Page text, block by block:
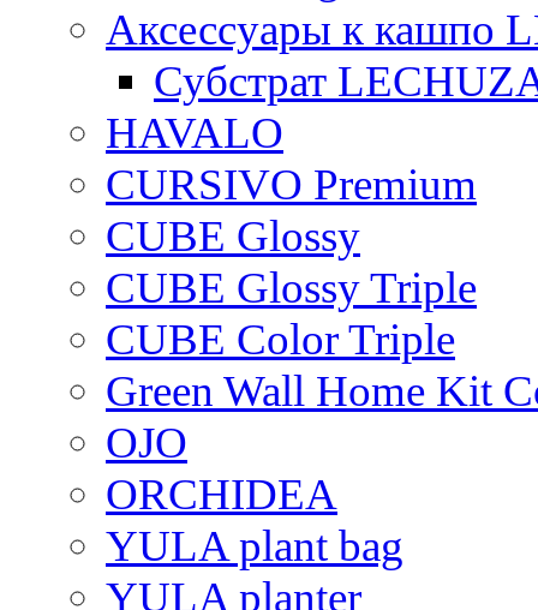
Аксессуары к кашпо
Субстрат
HAVALO
CURSIVO Premium
CUBE Glossy
CUBE Glossy Triple
CUBE Color Triple
Green Wall Home Kit
OJO
ORCHIDEA
YULA plant bag
YULA planter